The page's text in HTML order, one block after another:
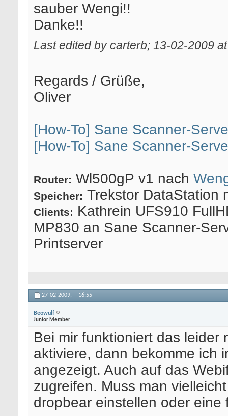
sauber Wengi!!
Danke!!
Last edited by carterb; 13-02-2009
Regards / Grüße,
Oliver
[How-To] Sane Scanner-
[How-To] Sane Scanner-
Router: Wl500gP v1 nach
Speicher: Trekstor DataStation
Clients: Kathrein UFS910
MP830 an Sane Scanner-
Printserver
27-02-2009, 16:55
Beowulf
Junior Member
Bei mir funktioniert das leider
aktiviere, dann bekomme ich
angezeigt. Auch auf das
zugreifen. Muss man
dropbear einstellen oder eine